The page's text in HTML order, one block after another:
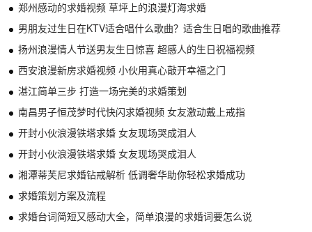
郑州感动的求婚视频 草坪上的浪漫灯海求婚
男朋友过生日在KTV适合唱什么歌曲？适合生日唱的歌曲推荐
扬州浪漫情人节送男友生日惊喜 超感人的生日祝福视频
西安浪漫新房求婚视频 小伙用真心敲开幸福之门
湛江简单三步 打造一场完美的求婚策划
南昌男子恒茂梦时代快闪求婚视频 女友激动戴上戒指
开封小伙浪漫铁塔求婚 女友现场哭成泪人
开封小伙浪漫铁塔求婚 女友现场哭成泪人
湘潭蒂芙尼求婚钻戒解析 低调奢华助你轻松求婚成功
求婚策划方案及流程
求婚台词简短又感动大全，简单浪漫的求婚词要怎么说